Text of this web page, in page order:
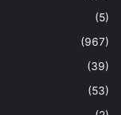
(5)
(967)
(39)
(53)